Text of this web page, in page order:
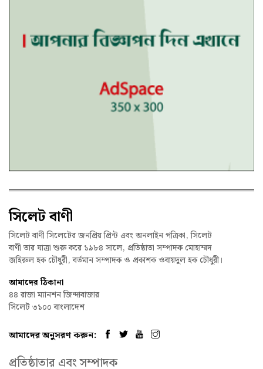
সিলেট বাণী
সিলেট বাণী সিলেটের জনপ্রিয় প্রিন্ট এবং অনলাইন পত্রিকা, সিলেট
বাণী তার যাত্রা শুরু করে ১৯৮৪ সালে, প্রতিষ্ঠাতা সম্পাদক মোহাম্মদ
জহিরুল হক চৌধুরী, বর্তমান সম্পাদক ও প্রকাশক ওবায়দুল হক চৌধুরী।
আমাদের ঠিকানা
৪৪ রাজা ম্যানশন জিন্দাবাজার
সিলেট ৩১০০ বাংলাদেশ
আমাদের অনুসরণ করুন:
প্রতিষ্ঠাতার এবং সম্পাদক